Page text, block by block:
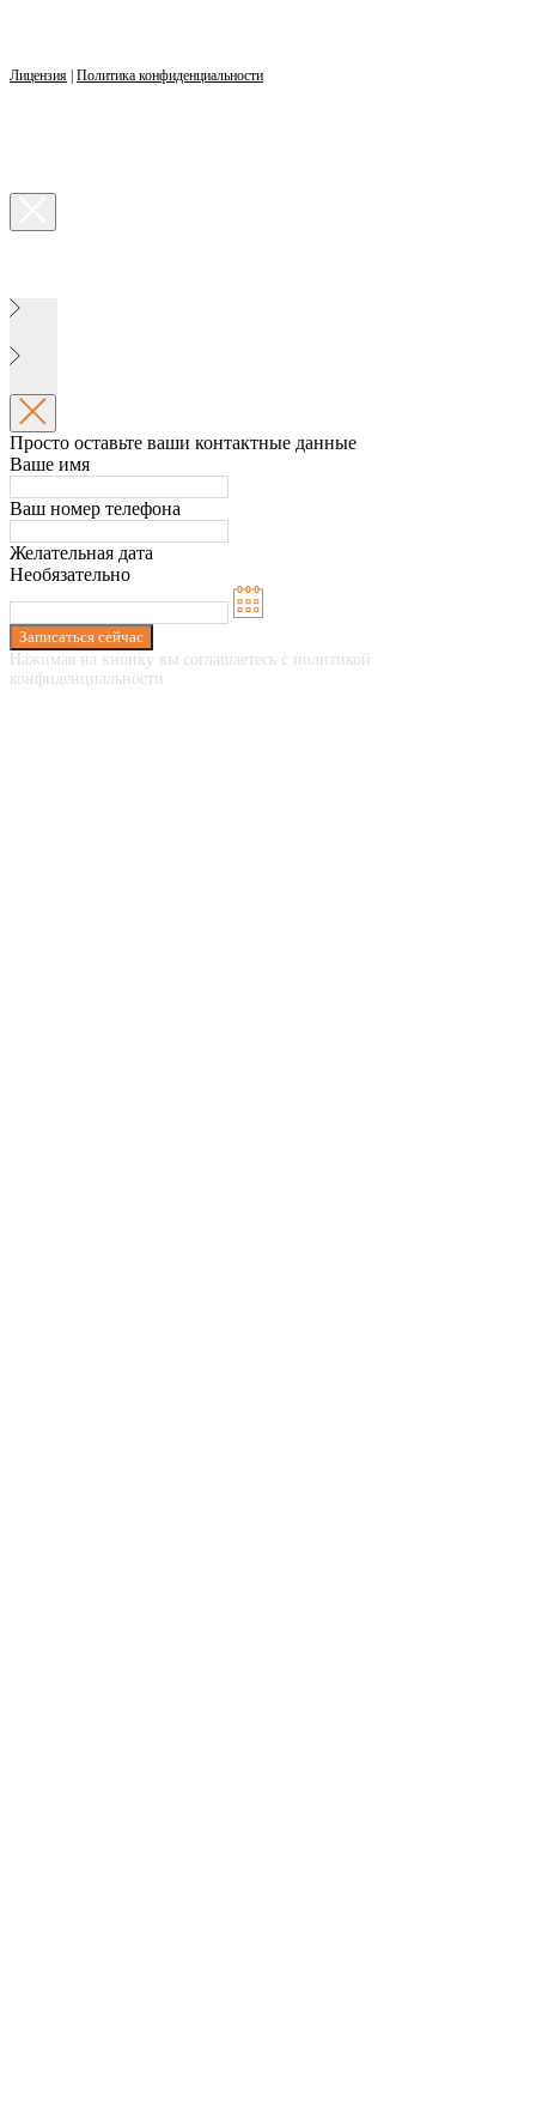
Лицензия | Политика конфиденциальности
Просто оставьте ваши контактные данные
Ваше имя
Ваш номер телефона
Желательная дата
Необязательно
Записаться сейчас
Нажимая на кнопку вы соглашаетесь с политикой
конфиденциальности